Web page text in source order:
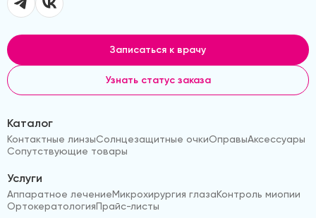
Записаться к врачу
Узнать статус заказа
Каталог
Контактные линзыСолнцезащитные очкиОправыАксессуары
Сопутствующие товары
Услуги
Аппаратное лечениеМикрохирургия глазаКонтроль миопии
ОртокератологияПрайс-листы